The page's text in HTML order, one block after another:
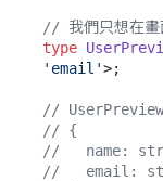
// 我們只想在畫
type
'email'>;
// UserPreview
// {
//   name:
//   email: